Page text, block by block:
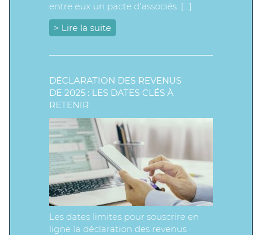
entre eux un pacte d’associés. […]
> Lire la suite
DÉCLARATION DES REVENUS
DE 2025 : LES DATES CLÉS À
RETENIR
Les dates limites pour souscrire en
ligne la déclaration des revenus